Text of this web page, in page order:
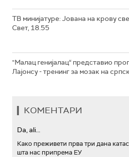
ТВ минијатуре: Јована на крову
Свет, 18.55
"Малац генијалац“ представио
Лајонсу - тренинг за мозак на
КОМЕНТАРИ
Da, ali...
Како преживети прва три дана
шта нас припрема ЕУ